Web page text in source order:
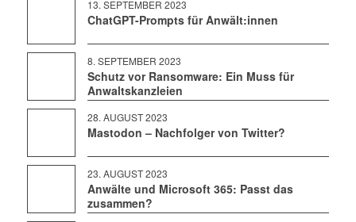
13. SEPTEMBER 2023
ChatGPT-Prompts für Anwält:innen
8. SEPTEMBER 2023
Schutz vor Ransomware: Ein Muss für
Anwaltskanzleien
28. AUGUST 2023
Mastodon – Nachfolger von Twitter?
23. AUGUST 2023
Anwälte und Microsoft 365: Passt das
zusammen?